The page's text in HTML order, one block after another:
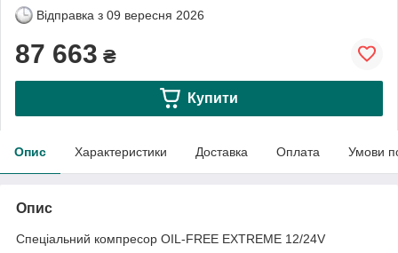
Відправка з 09 вересня 2026
87 663 ₴
Купити
Опис Характеристики Доставка Оплата Умови
Опис
Спеціальний компресор OIL-FREE EXTREME 12/24V